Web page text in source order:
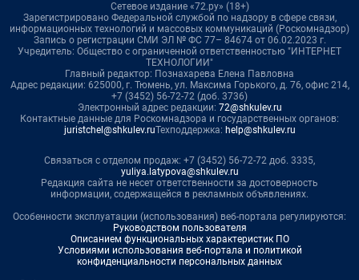
Сетевое издание «72.ру» (18+)
Зарегистрировано Федеральной службой по надзору в сфере связи,
информационных технологий и массовых коммуникаций (Роскомнадзор)
Запись о регистрации СМИ ЭЛ № ФС 77– 84674 от 06.02.2023 г.
Учредитель: Общество с ограниченной ответственностью "ИНТЕРНЕТ
ТЕХНОЛОГИИ"
Главный редактор: Познахарева Елена Павловна
Адрес редакции: 625000, г. Тюмень, ул. Максима Горького, д. 76, офис 214,
+7 (3452) 56-72-72 (доб. 3736)
Электронный адрес редакции: 72@shkulev.ru
Контактные данные для Роскомнадзора и государственных органов:
juristchel@shkulev.ruТехподдержка: help@shkulev.ru
Связаться с отделом продаж: +7 (3452) 56-72-72 доб. 3335,
yuliya.latypova@shkulev.ru
Редакция сайта не несет ответственности за достоверность
информации, содержащейся в рекламных объявлениях.
Особенности эксплуатации (использования) веб-портала регулируются:
Руководством пользователя
Описанием функциональных характеристик ПО
Условиями использования веб-портала и политикой
конфиденциальности персональных данных